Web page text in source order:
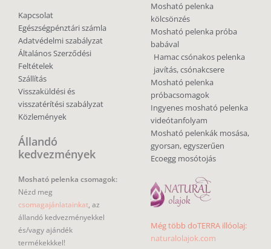
Kapcsolat
Egészségpénztári számla
Adatvédelmi szabályzat
Általános Szerződési
Feltételek
Szállítás
Visszaküldési és
visszatérítési szabályzat
Közlemények
Állandó
kedvezmények
Mosható pelenka csomagok:
Nézd meg
csomagajánlatainkat, az
állandó kedvezményekkel
és/vagy ajándék
termékekkkel!
Mosható pelenka
kölcsönzés
Mosható pelenka próba
babával
Hamac csónakos pelenka
javítás, csónakcsere
Mosható pelenka
próbacsomagok
Ingyenes mosható pelenka
videótanfolyam
Mosható pelenkák mosása,
gyorsan, egyszerűen
Ecoegg mosótojás
Még több doTERRA illóolaj:
naturalolajok.com